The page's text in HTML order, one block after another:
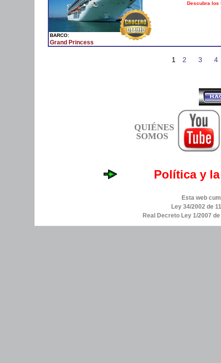
BARCO:
Grand Princess
Descubra los
1 2 3 4
QUIÉNES
SOMOS
Política y
Esta web
Ley 34/2002 de
Real Decreto Ley 1/2007